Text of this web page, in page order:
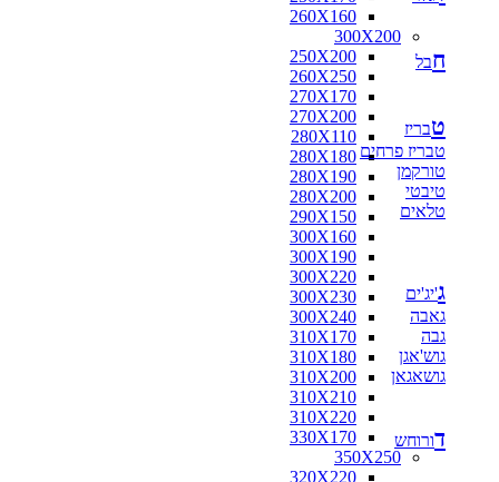
260X160
300X200
250X200
260X250
270X170
270X200
280X110
280X180
280X190
280X200
290X150
300X160
300X190
300X220
300X230
300X240
310X170
310X180
310X200
310X210
310X220
330X170
350X250
320X220
חבל
טבריז
טבריז פרחים
טורקמן
טיבטי
טלאים
ג'יג'ים
גאבה
גבה
גוש'אגן
גושאגאן
דורוחש